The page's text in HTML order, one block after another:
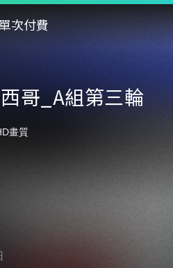
單次付費
哥_A組第三輪
畫質